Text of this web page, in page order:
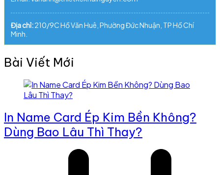
Địa chỉ:210/9C Hồ Văn Huê, Phường Đức Nhuận, TP Hồ Chí
Minh.
Bài Viết Mới
In Name Card Ép Kim Bền Không?
Dùng Bao Lâu Thì Thay?